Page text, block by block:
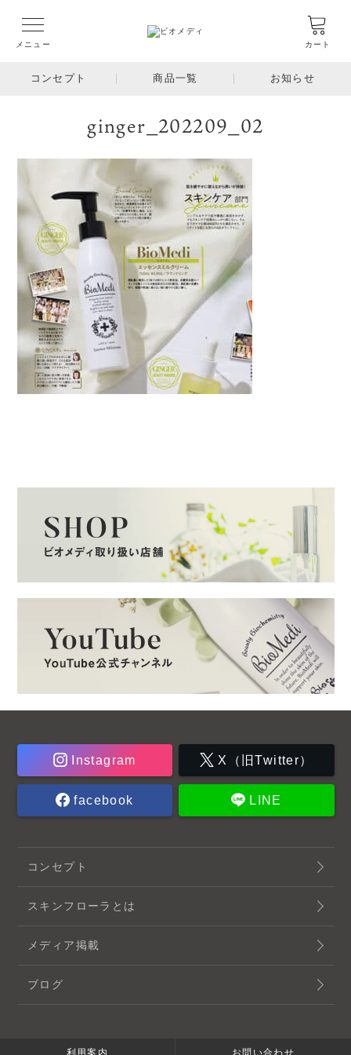
メニュー カート
コンセプト 商品一覧 お知らせ
ginger_202209_02
Instagram X（旧Twitter）
facebook LINE
コンセプト
スキンフローラとは
メディア掲載
ブログ